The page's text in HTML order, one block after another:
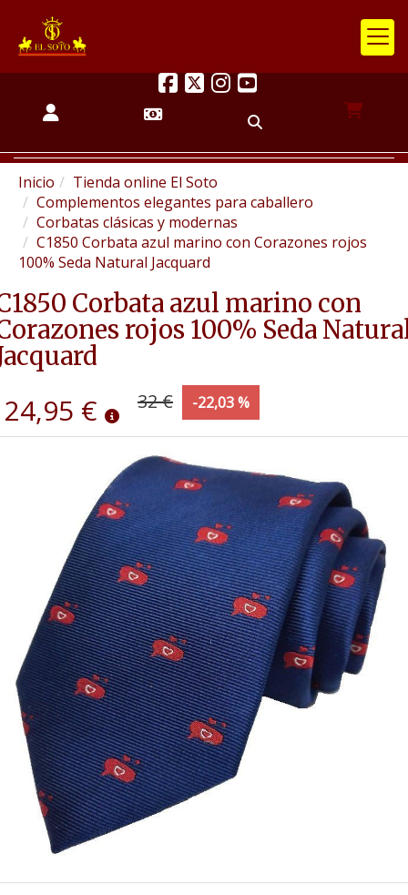
Inicio
Tienda online El Soto
Complementos elegantes para caballero
Corbatas clásicas y modernas
C1850 Corbata azul marino con Corazones rojos
100% Seda Natural Jacquard
Corbata azul marino con
rojos 100% Seda
24,95 € 32 € -22,03 %